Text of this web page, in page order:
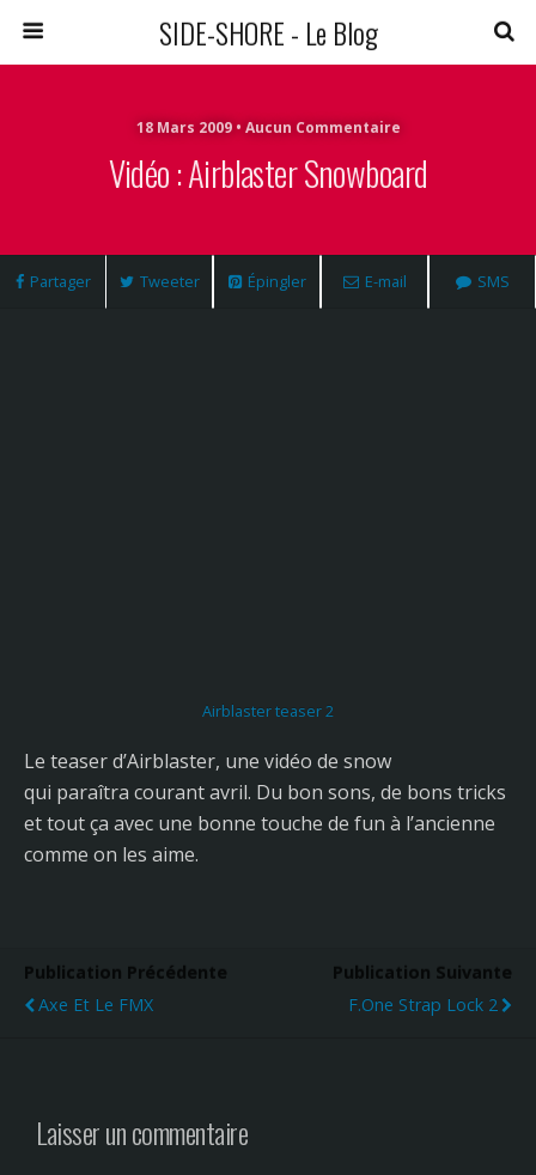
SIDE-SHORE - Le Blog
18 Mars 2009 • Aucun Commentaire
Vidéo : Airblaster Snowboard
Partager Tweeter Épingler E-mail SMS
Airblaster teaser 2
Le teaser d’Airblaster, une vidéo de snow
qui paraîtra courant avril. Du bon sons, de bons tricks
et tout ça avec une bonne touche de fun à l’ancienne
comme on les aime.
Publication Précédente
Axe Et Le FMX
Publication Suivante
F.one Strap Lock 2
Laisser un commentaire